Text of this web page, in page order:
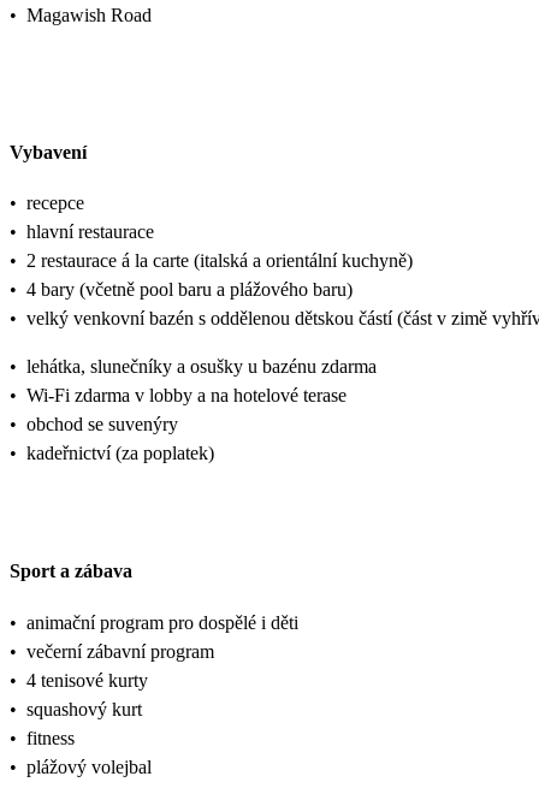
• Magawish Road
Vybavení
• recepce
• hlavní restaurace
• 2 restaurace á la carte (italská a orientální kuchyně)
• 4 bary (včetně pool baru a plážového baru)
• velký venkovní bazén s oddělenou dětskou částí (část v zimě
• lehátka, slunečníky a osušky u bazénu zdarma
• Wi-Fi zdarma v lobby a na hotelové terase
• obchod se suvenýry
• kadeřnictví (za poplatek)
Sport a zábava
• animační program pro dospělé i děti
• večerní zábavní program
• 4 tenisové kurty
• squashový kurt
• fitness
• plážový volejbal